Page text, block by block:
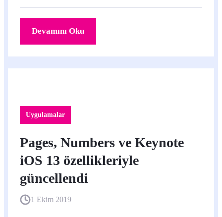
Devamını Oku
Uygulamalar
Pages, Numbers ve Keynote
iOS 13 özellikleriyle
güncellendi
1 Ekim 2019